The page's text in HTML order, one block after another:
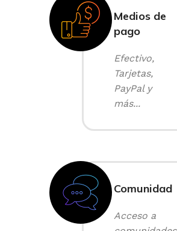
Medios de
pago
Efectivo,
Tarjetas,
PayPal y
más...
Comunidad
Acceso a